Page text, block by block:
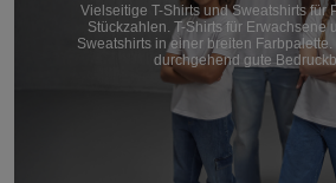
Vielseitige T-Shirts und Sweatshirts für
Stückzahlen. T-Shirts für Erwachsene
Sweatshirts in einer breiten
durchgehend gute